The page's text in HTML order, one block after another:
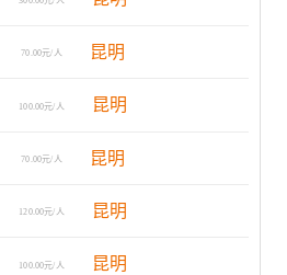
70.00元/人 昆明
100.00元/人 昆明
70.00元/人 昆明
120.00元/人 昆明
100.00元/人 昆明